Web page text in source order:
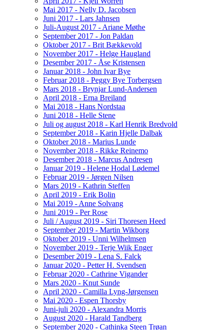
Mai 2017 - Nelly D. Jacobsen
Juni 2017 - Lars Jahnsen
Juli-August 2017 - Ariane Møthe
September 2017 - Jon Paldan
Oktober 2017 - Brit Bækkevold
November 2017 - Helge Haugland
Desember 2017 - Åse Kristensen
Januar 2018 - John Ivar Bye
Februar 2018 - Peggy Bye Torbergsen
Mars 2018 - Brynjar Lund-Andersen
April 2018 - Erna Breiland
Mai 2018 - Hans Nordstaa
Juni 2018 - Helle Stene
Juli og august 2018 - Karl Henrik Bredvold
September 2018 - Karin Hjelle Dalbak
Oktober 2018 - Marius Lunde
November 2018 - Rikke Reinemo
Desember 2018 - Marcus Andresen
Januar 2019 - Helene Hodal Lødemel
Februar 2019 - Jørgen Nilsen
Mars 2019 - Kathrin Steffen
April 2019 - Erik Bolin
Mai 2019 - Anne Solvang
Juni 2019 - Per Rose
Juli / August 2019 - Siri Thoresen Heed
September 2019 - Martin Wikborg
Oktober 2019 - Unni Wilhelmsen
November 2019 - Terje Wiik Enger
Desember 2019 - Lena S. Falck
Januar 2020 - Petter H. Svendsen
Februar 2020 - Cathrine Vigander
Mars 2020 - Knut Sunde
April 2020 - Camilla Lyng-Jørgensen
Mai 2020 - Espen Thorsby
Juni-juli 2020 - Alexandra Morris
August 2020 - Harald Tandberg
September 2020 - Cathinka Steen Trøan